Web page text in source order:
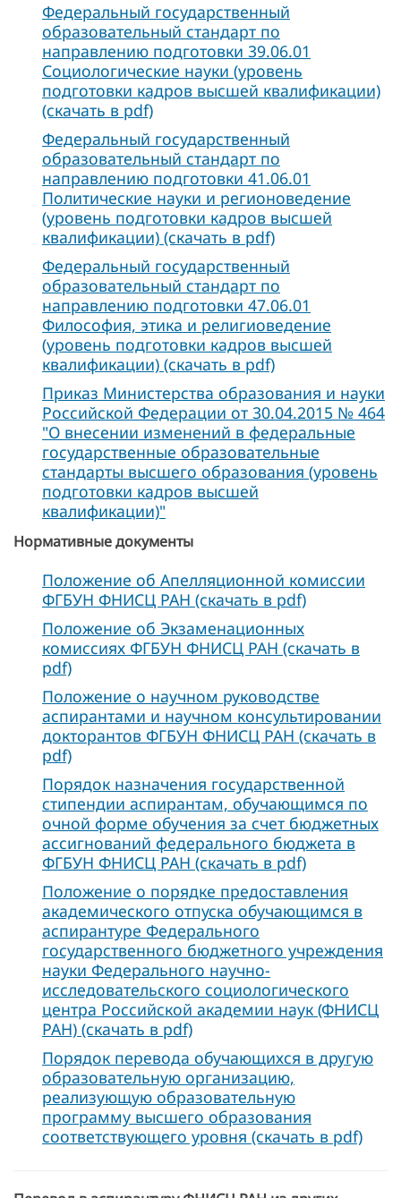
Федеральный государственный
образовательный стандарт по
направлению подготовки 39.06.01
Социологические науки (уровень
подготовки кадров высшей квалификации)
(скачать в pdf)
Федеральный государственный
образовательный стандарт по
направлению подготовки 41.06.01
Политические науки и регионоведение
(уровень подготовки кадров высшей
квалификации) (скачать в pdf)
Федеральный государственный
образовательный стандарт по
направлению подготовки 47.06.01
Философия, этика и религиоведение
(уровень подготовки кадров высшей
квалификации) (скачать в pdf)
Приказ Министерства образования и науки
Российской Федерации от 30.04.2015 № 464
"О внесении изменений в федеральные
государственные образовательные
стандарты высшего образования (уровень
подготовки кадров высшей
квалификации)"
Нормативные документы
Положение об Апелляционной комиссии
ФГБУН ФНИСЦ РАН (скачать в pdf)
Положение об Экзаменационных
комиссиях ФГБУН ФНИСЦ РАН (скачать в
pdf)
Положение о научном руководстве
аспирантами и научном консультировании
докторантов ФГБУН ФНИСЦ РАН (скачать в
pdf)
Порядок назначения государственной
стипендии аспирантам, обучающимся по
очной форме обучения за счет бюджетных
ассигнований федерального бюджета в
ФГБУН ФНИСЦ РАН (скачать в pdf)
Положение о порядке предоставления
академического отпуска обучающимся в
аспирантуре Федерального
государственного бюджетного учреждения
науки Федерального научно-
исследовательского социологического
центра Российской академии наук (ФНИСЦ
РАН) (скачать в pdf)
Порядок перевода обучающихся в другую
образовательную организацию,
реализующую образовательную
программу высшего образования
соответствующего уровня (скачать в pdf)